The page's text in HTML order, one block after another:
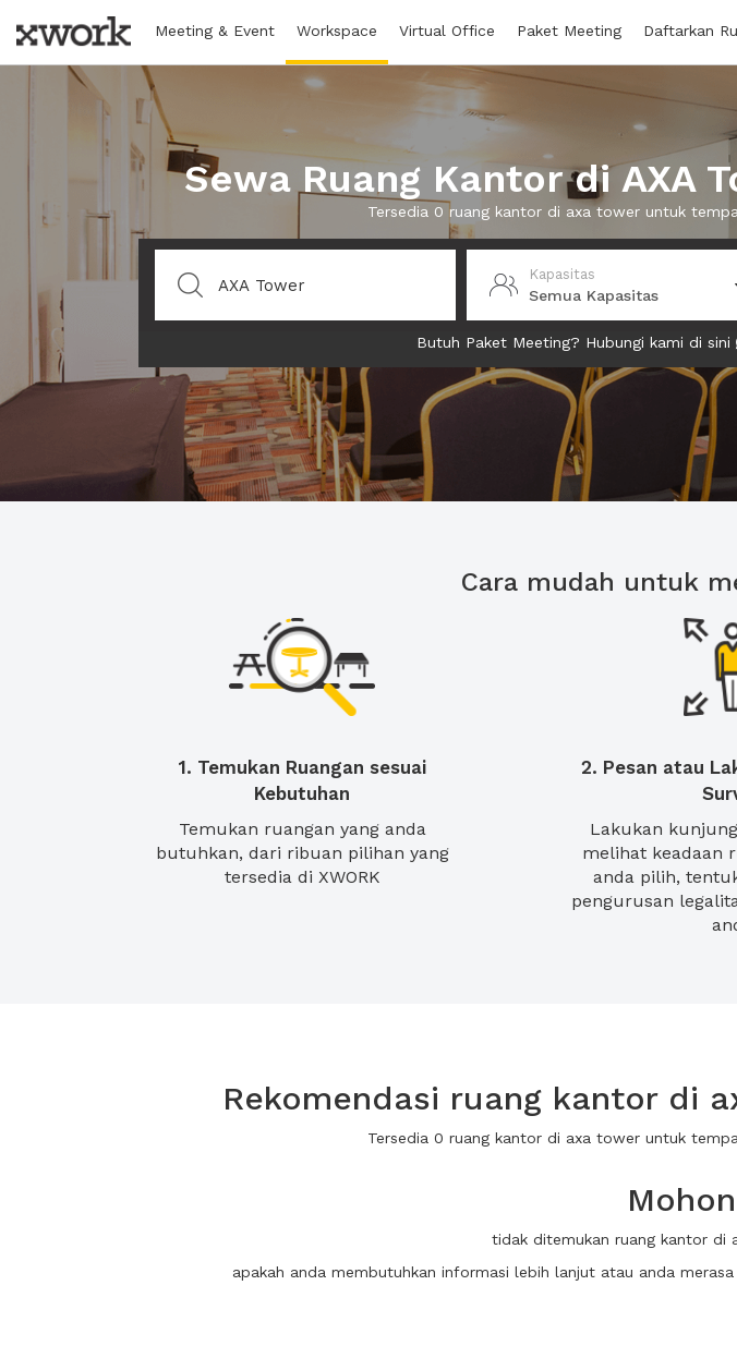
Meeting & Event Workspace Virtual Office Paket Meeting Daftarkan
Sewa Ruang Kantor di AXA
Tersedia 0 ruang kantor di axa tower untuk
Kapasitas
Semua Kapasitas
Butuh Paket Meeting? Hubungi kami di sini
Cara mudah untuk
1. Temukan Ruangan sesuai
Kebutuhan
Temukan ruangan yang anda
butuhkan, dari ribuan pilihan yang
tersedia di XWORK
2. Pesan atau
Lakukan
melihat keadaan
anda pilih,
pengurusan
Rekomendasi ruang kantor di
Tersedia 0 ruang kantor di axa tower untuk
tidak ditemukan ruang kantor di
apakah anda membutuhkan informasi lebih lanjut atau anda